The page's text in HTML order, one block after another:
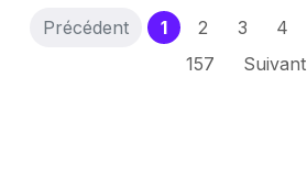
Précédent 1(current)
2 3 4
157
Suivant